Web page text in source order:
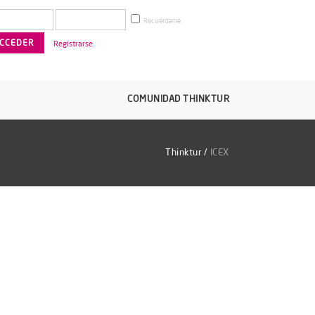
Recuérdame
Registrarse
COMUNIDAD THINKTUR
Thinktur / ICEX